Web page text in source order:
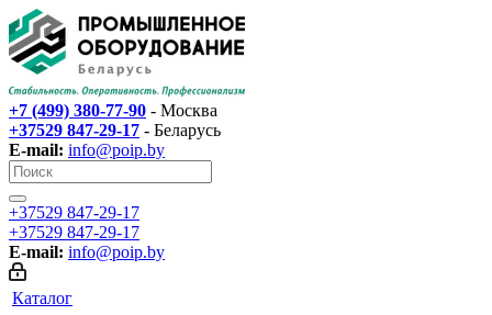
+7 (499) 380-77-90 - Москва
+37529 847-29-17‬ - Беларусь
E-mail: info@poip.by
+37529 847-29-17‬
+37529 847-29-17‬
E-mail: info@poip.by
Каталог